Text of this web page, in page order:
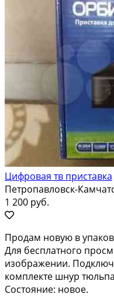
Цифровая тв приставка
Петропавловск-
1 200 руб.
Продам новую в
Для бесплатного
изображении.
комплекте шнур
Состояние: новое.